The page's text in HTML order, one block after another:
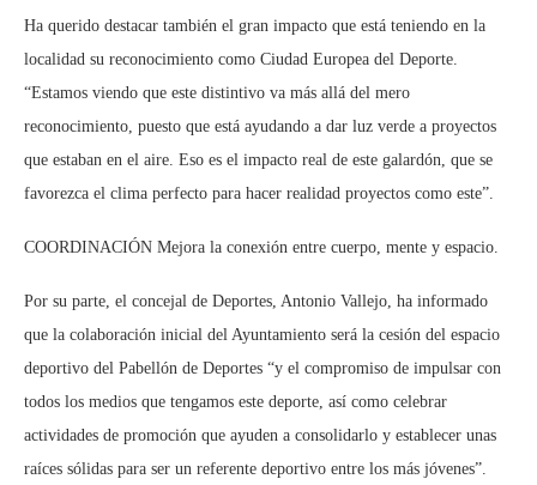
Ha querido destacar también el gran impacto que está teniendo en la
localidad su reconocimiento como Ciudad Europea del Deporte.
“Estamos viendo que este distintivo va más allá del mero
reconocimiento, puesto que está ayudando a dar luz verde a proyectos
que estaban en el aire. Eso es el impacto real de este galardón, que se
favorezca el clima perfecto para hacer realidad proyectos como este”.
COORDINACIÓN Mejora la conexión entre cuerpo, mente y espacio.
Por su parte, el concejal de Deportes, Antonio Vallejo, ha informado
que la colaboración inicial del Ayuntamiento será la cesión del espacio
deportivo del Pabellón de Deportes “y el compromiso de impulsar con
todos los medios que tengamos este deporte, así como celebrar
actividades de promoción que ayuden a consolidarlo y establecer unas
raíces sólidas para ser un referente deportivo entre los más jóvenes”.